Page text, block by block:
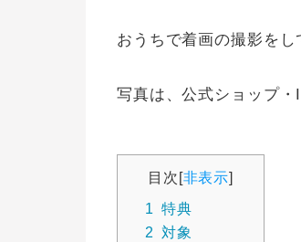
おうちで着画の撮影を
写真は、公式ショップ・
目次[非表示]
1 特典
2 対象